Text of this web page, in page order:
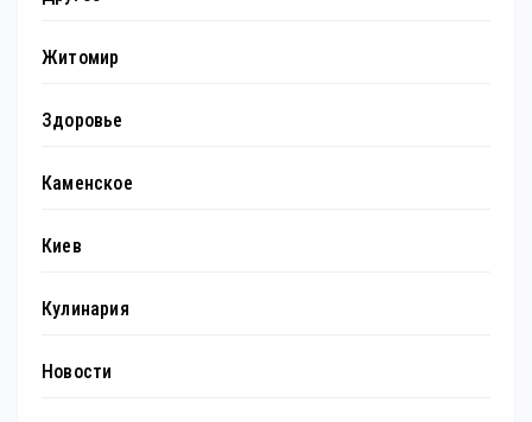
Житомир
Здоровье
Каменское
Киев
Кулинария
Новости